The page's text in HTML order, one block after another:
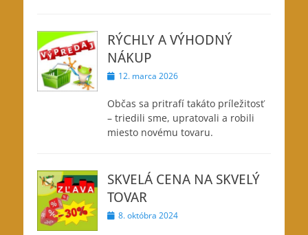
RÝCHLY A VÝHODNÝ
NÁKUP
Posted12. marca 2026
Občas sa pritrafí takáto príležitosť
– triedili sme, upratovali a robili
miesto novému tovaru.
SKVELÁ CENA NA SKVELÝ
TOVAR
Posted8. októbra 2024